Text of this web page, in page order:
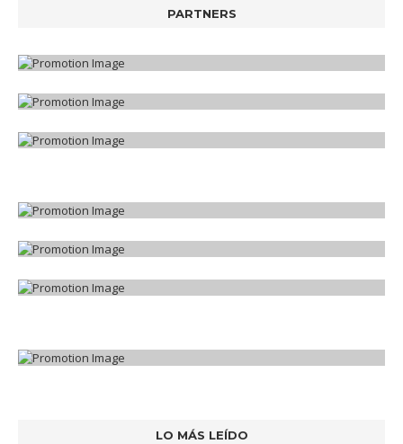
PARTNERS
LO MÁS LEÍDO